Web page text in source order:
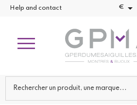
Help and contact € 